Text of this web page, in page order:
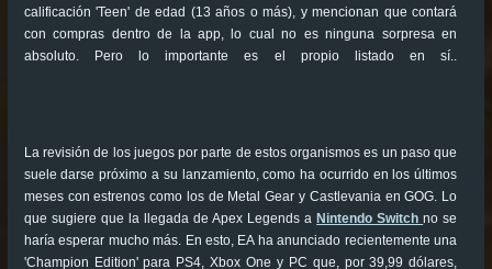
calificación 'Teen' de edad (13 años o más), y mencionan que contará
con compras dentro de la app, lo cual no es ninguna sorpresa en
absoluto. Pero lo importante es el propio listado en sí..
La revisión de los juegos por parte de estos organismos es un paso que
suele darse próximo a su lanzamiento, como ha ocurrido en los últimos
meses con estrenos como los de Metal Gear y Castlevania en GOG. Lo
que sugiere que la llegada de Apex Legends a Nintendo Switchno se
haría esperar mucho más. En esto, EA ha anunciado recientemente una
'Champion Edition' para PS4, Xbox One y PC que, por 39,99 dólares,